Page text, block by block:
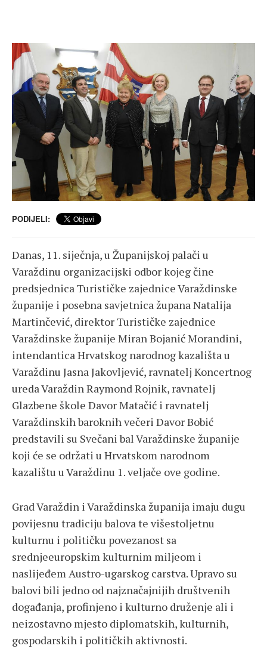
PODIJELI:
Danas, 11. siječnja, u Županijskoj palači u
Varaždinu organizacijski odbor kojeg čine
predsjednica Turističke zajednice Varaždinske
županije i posebna savjetnica župana Natalija
Martinčević, direktor Turističke zajednice
Varaždinske županije Miran Bojanić Morandini,
intendantica Hrvatskog narodnog kazališta u
Varaždinu Jasna Jakovljević, ravnatelj Koncertnog
ureda Varaždin Raymond Rojnik, ravnatelj
Glazbene škole Davor Matačić i ravnatelj
Varaždinskih baroknih večeri Davor Bobić
predstavili su Svečani bal Varaždinske županije
koji će se održati u Hrvatskom narodnom
kazalištu u Varaždinu 1. veljače ove godine.
Grad Varaždin i Varaždinska županija imaju dugu
povijesnu tradiciju balova te višestoljetnu
kulturnu i političku povezanost sa
srednjeeuropskim kulturnim miljeom i
naslijeđem Austro-ugarskog carstva. Upravo su
balovi bili jedno od najznačajnijih društvenih
događanja, profinjeno i kulturno druženje ali i
neizostavno mjesto diplomatskih, kulturnih,
gospodarskih i političkih aktivnosti.